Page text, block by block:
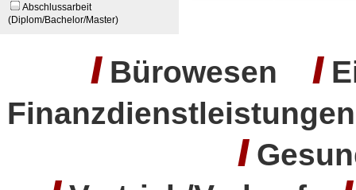
Abschlussarbeit
(Diplom/Bachelor/Master)
/Bürowesen /
/